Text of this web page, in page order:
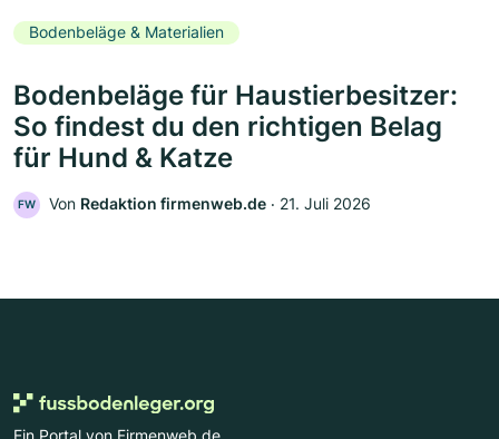
Bodenbeläge & Materialien
Bodenbeläge für Haustierbesitzer:
So findest du den richtigen Belag
für Hund & Katze
FW Von Redaktion firmenweb.de ‧ 21. Juli 2026
Ein Portal von Firmenweb.de